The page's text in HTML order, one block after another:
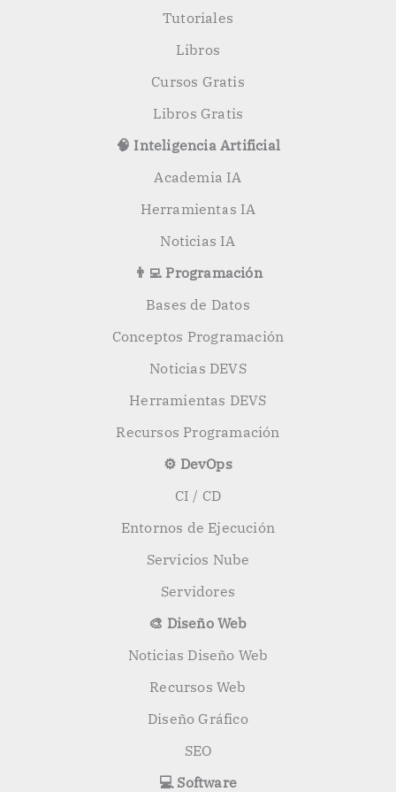
Tutoriales
Libros
Cursos Gratis
Libros Gratis
🧠 Inteligencia Artificial
Academia IA
Herramientas IA
Noticias IA
👨‍💻 Programación
Bases de Datos
Conceptos Programación
Noticias DEVS
Herramientas DEVS
Recursos Programación
⚙️ DevOps
CI / CD
Entornos de Ejecución
Servicios Nube
Servidores
🎨 Diseño Web
Noticias Diseño Web
Recursos Web
Diseño Gráfico
SEO
💻 Software